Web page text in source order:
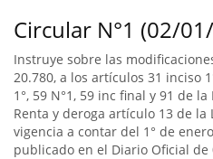
Circular N°1 (02/
Instruye sobre las
20.780, a los artículos 31 inciso
1°, 59 N°1, 59 inc final y 91 de
Renta y deroga artículo 13 de la
vigencia a contar del 1° de
publicado en el Diario Oficial de